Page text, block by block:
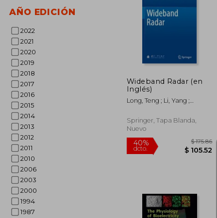
AÑO EDICIÓN
2022
2021
2020
2019
2018
2017
2016
2015
2014
2013
2012
2011
2010
2006
2003
2000
1994
1987
40%
dcto.
Wideband Radar (en
Inglés)
Long, Teng ; Li, Yang ;
Springer, Tapa Blanda,
Nuevo